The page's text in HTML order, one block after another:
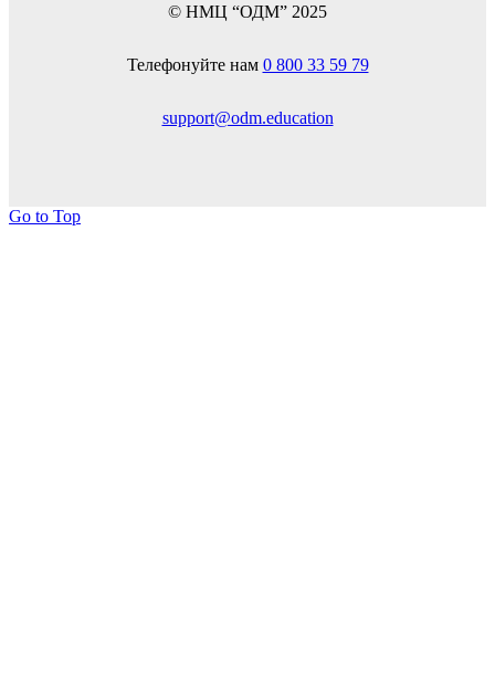
© НМЦ “ОДМ” 2025
Телефонуйте нам 0 800 33 59 79
support@odm.education
Go to Top